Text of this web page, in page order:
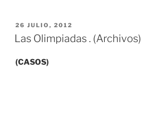
PUBLICADO
EL
26 JULIO, 2012
Las Olimpiadas . (Archivos)
(CASOS)